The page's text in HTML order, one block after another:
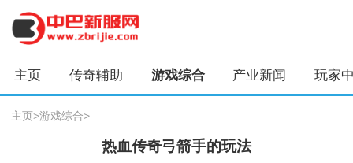
主页 传奇辅助 游戏综合 产业新闻 玩家
主页>游戏综合>
热血传奇弓箭手的玩法